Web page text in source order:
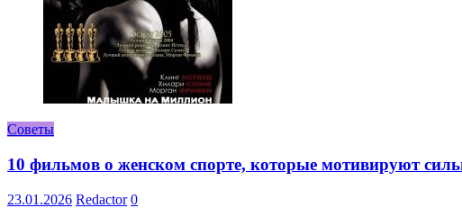
Советы
10 фильмов о женском спорте, которые мотивируют
23.01.2026 Redactor 0